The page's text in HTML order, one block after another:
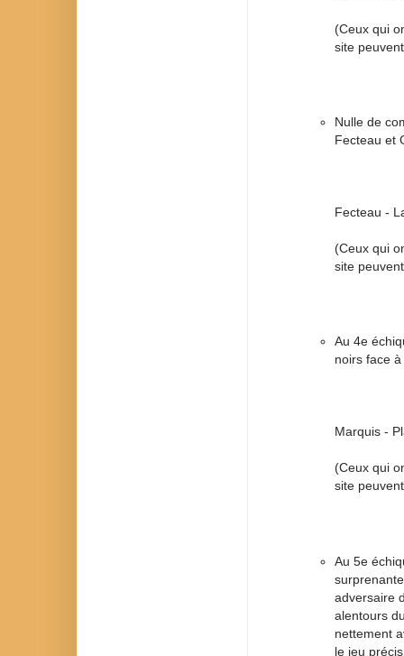
(Ceux qui
site
Nulle de
Fecteau et
Fecteau -
(Ceux qui
site
Au 4e
noirs face
Marquis -
(Ceux qui
site
Au 5e
adversaire
alentours
nettement
le jeu